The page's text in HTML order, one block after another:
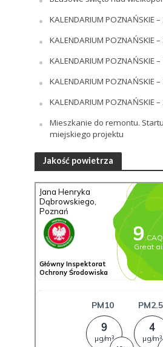
KALENDARIUM POZNAŃSKIE –
KALENDARIUM POZNAŃSKIE –
KALENDARIUM POZNAŃSKIE –
KALENDARIUM POZNAŃSKIE
KALENDARIUM POZNAŃSKIE
Mieszkanie do remontu.
miejskiego projektu
Jakość powietrza